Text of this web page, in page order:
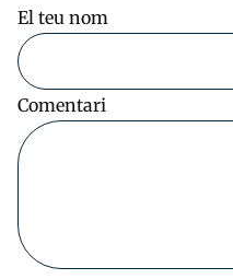
El teu nom
Comentari